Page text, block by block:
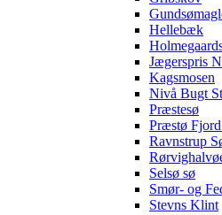
Hellebæk
Jægerspris
Kagsmosen
Nivå Bugt
Præstesø
Præstø
Ravnstrup
Selsø sø
Smør- og
Stevns Klint